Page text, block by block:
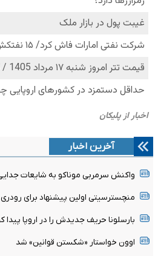
آخرین اخبار
واکنش سرمربی موناکو به شایعات
منچسترسیتی اولین پیشنهاد برای رودری
بارسلونا حریف جدیدش را در اروپا پیدا
اوون خواستار «شکستن قوانین» شد